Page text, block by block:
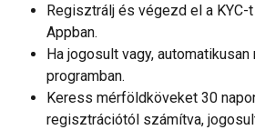
Regisztrálj és végezd el a KYC-
Appban.
Ha jogosult vagy,
programban.
Keress mérföldköveket 30
regisztrációtól számítva,